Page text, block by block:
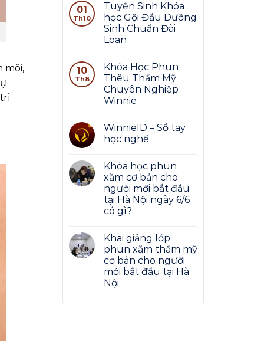
môi,
01
Th10
Tuyển Sinh Khóa
học Gội Đầu Dưỡng
Sinh Chuẩn Đài
Loan
10
Th8
Khóa Học Phun
Thêu Thẩm Mỹ
Chuyên Nghiệp
Winnie
WinnieID – Sổ tay
học nghề
Khóa học phun
xăm cơ bản cho
người mới bắt đầu
tại Hà Nội ngày 6/6
có gì?
Khai giảng lớp
phun xăm thẩm mỹ
cơ bản cho người
mới bắt đầu tại Hà
Nội